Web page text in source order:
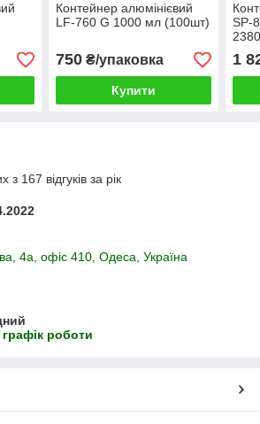
Контейнер алюмінієвий
LF-760 G 1000 мл (100шт)
750₴/упаковка
Купити
SP-
1
з 167 відгуків за рік
4а, офіс 410, Одеса, Україна
роботи